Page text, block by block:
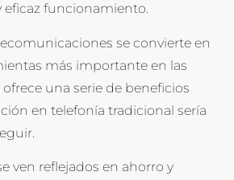
eficaz funcionamiento.
se convierte en
más importante en las
una serie de beneficios
en telefonía tradicional sería
ven reflejados en ahorro y